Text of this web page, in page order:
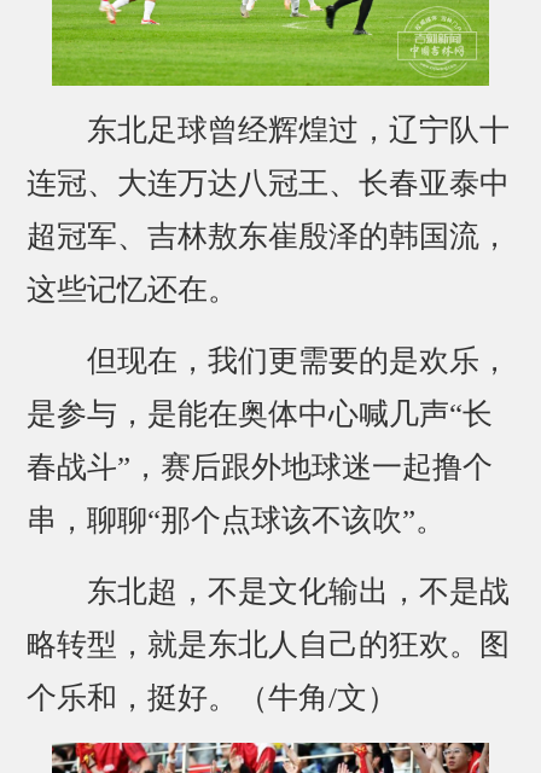
东北足球曾经辉煌过，辽宁队十
连冠、大连万达八冠王、长春亚泰中
超冠军、吉林敖东崔殷泽的韩国流，
这些记忆还在。
但现在，我们更需要的是欢乐，
是参与，是能在奥体中心喊几声“长
春战斗”，赛后跟外地球迷一起撸个
串，聊聊“那个点球该不该吹”。
东北超，不是文化输出，不是战
略转型，就是东北人自己的狂欢。图
个乐和，挺好。（牛角/文）